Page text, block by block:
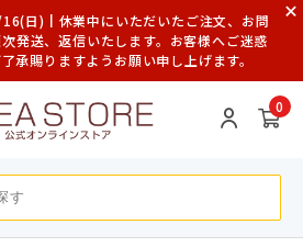
日)┃休業中にいただいたご注文、お問
発送、返信いたします。お客様へご迷惑
承賜りますようお願い申し上げます。
0